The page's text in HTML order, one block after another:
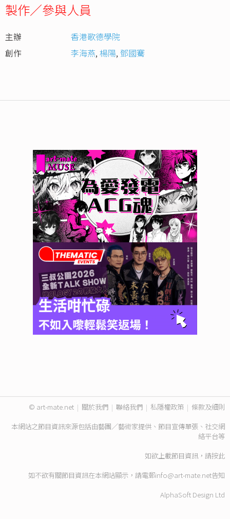
製作／參與人員
主辦
香港歌德學院
創作
李海燕,楊陽,鄧國騫
© art-mate.net | 關於我們 | 聯絡我們 | 私隱權政策 | 條款及細則
本網站之節目資訊來源包括由藝團／藝術家提供、節目宣傳單張、社交網
絡平台等
如欲上載節目資訊，請按此
如不欲有關節目資訊在本網站顯示，請電郵info@art-mate.net告知
AlphaSoft Design Ltd